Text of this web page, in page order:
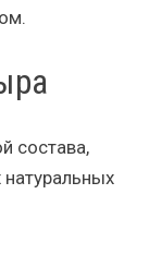
состава,
натуральных